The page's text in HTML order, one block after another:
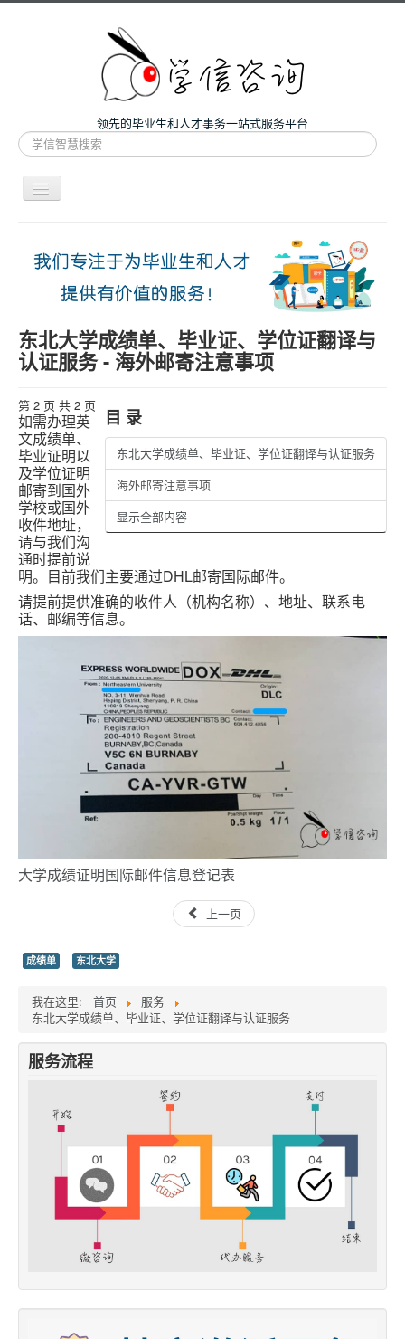
领先的毕业生和人才事务一站式服务平台
站
内
搜
导
航
微咨询
人才服务
留学和考研
案例
东北大学成绩单、毕业证、学位证翻译与
认证服务 - 海外邮寄注意事项
目 录
东北大学成绩单、毕业证、学位证翻译与认证服务
海外邮寄注意事项
显示全部内容
第 2 页 共 2 页
如需办理英
文成绩单、
毕业证明以
及学位证明
邮寄到国外
学校或国外
收件地址，
请与我们沟
通时提前说
明。目前我们主要通过DHL邮寄国际邮件。
请提前提供准确的收件人（机构名称）、地址、联系电
话、邮编等信息。
大学成绩证明国际邮件信息登记表
上一页
成绩单 东北大学
我在这里: 首页
服务
东北大学成绩单、毕业证、学位证翻译与认证服务
服务流程